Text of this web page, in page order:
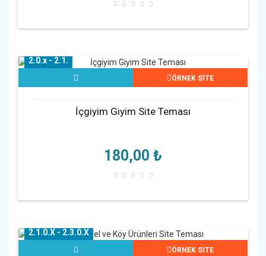
ÖRNEK SİTE
2.0.x - 2.1.
İçgiyim Giyim Site Teması
180,00 ₺
ÖRNEK SİTE
2.1.0.X - 2.3.0.X